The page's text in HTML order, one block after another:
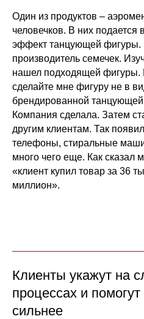
Один из продуктов –
человечков. В них подается
эффект танцующей фигуры.
производитель семечек.
нашел подходящей
сделайте мне фигуру не в
брендированной танцующей
Компания сделала. Затем
другим клиентам. Так
телефоны, стиральные
много чего еще. Как сказал
«клиент купил товар за 36
миллион».
Клиенты укажут на
процессах и помогут
сильнее